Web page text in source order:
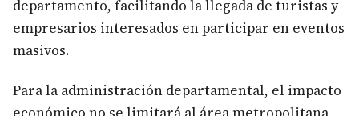
departamento, facilitando la llegada de turistas y
empresarios interesados en participar en eventos
masivos.
Para la administración departamental, el impacto